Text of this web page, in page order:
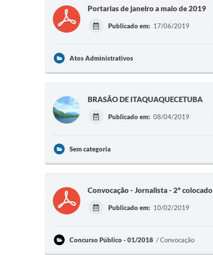
Portarias de janeiro a maio de 2019
Publicado em: 17/06/2019
Atos Administrativos
BRASÃO DE ITAQUAQUECETUBA
Publicado em: 08/04/2019
Sem categoria
Convocação - Jornalista - 2º colocado
Publicado em: 10/02/2019
Concurso Público - 01/2018 Convocação